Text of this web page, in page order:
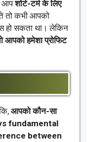
आपशोर्ट-टर्म के लिए
तो कभी आपको
हो सकता था। लेकिन
आपको हमेशा प्रोफिट
आपको कौन-सा
fundamental
between